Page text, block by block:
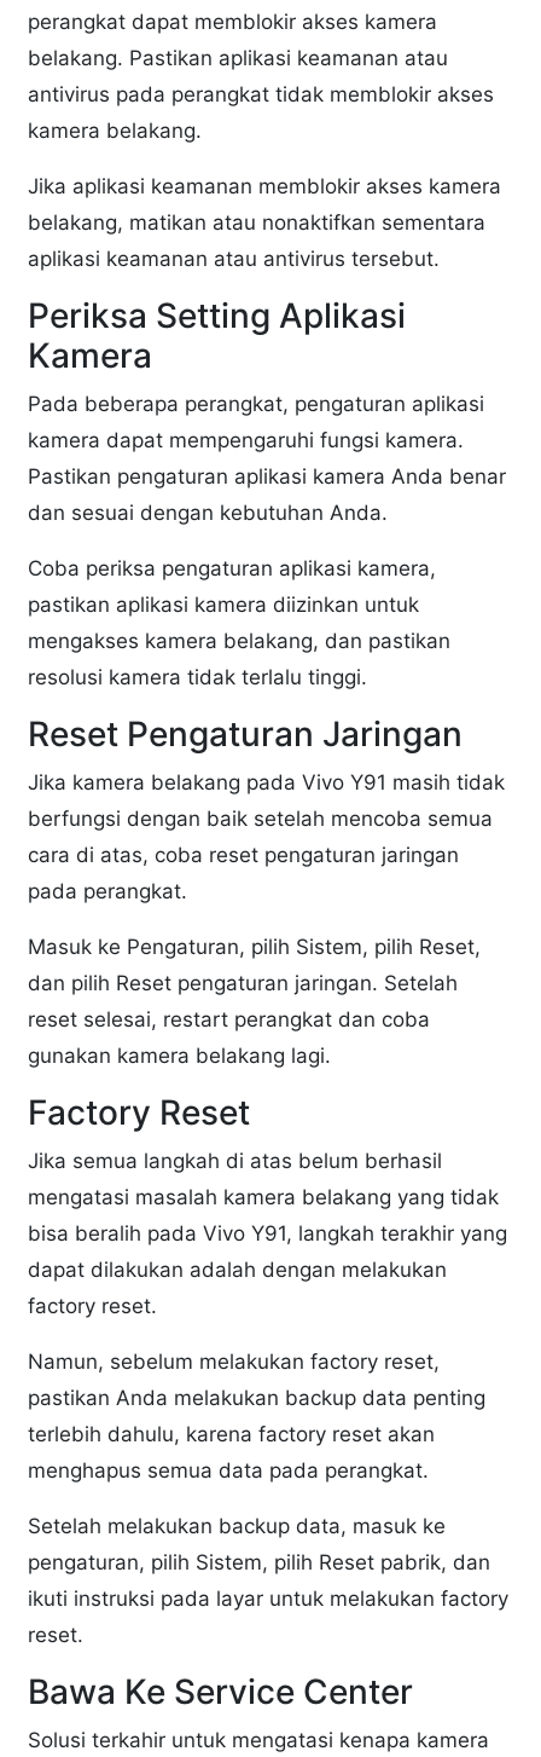
perangkat dapat memblokir akses kamera
belakang. Pastikan aplikasi keamanan atau
antivirus pada perangkat tidak memblokir akses
kamera belakang.
Jika aplikasi keamanan memblokir akses kamera
belakang, matikan atau nonaktifkan sementara
aplikasi keamanan atau antivirus tersebut.
Periksa Setting Aplikasi
Kamera
Pada beberapa perangkat, pengaturan aplikasi
kamera dapat mempengaruhi fungsi kamera.
Pastikan pengaturan aplikasi kamera Anda benar
dan sesuai dengan kebutuhan Anda.
Coba periksa pengaturan aplikasi kamera,
pastikan aplikasi kamera diizinkan untuk
mengakses kamera belakang, dan pastikan
resolusi kamera tidak terlalu tinggi.
Reset Pengaturan Jaringan
Jika kamera belakang pada Vivo Y91 masih tidak
berfungsi dengan baik setelah mencoba semua
cara di atas, coba reset pengaturan jaringan
pada perangkat.
Masuk ke Pengaturan, pilih Sistem, pilih Reset,
dan pilih Reset pengaturan jaringan. Setelah
reset selesai, restart perangkat dan coba
gunakan kamera belakang lagi.
Factory Reset
Jika semua langkah di atas belum berhasil
mengatasi masalah kamera belakang yang tidak
bisa beralih pada Vivo Y91, langkah terakhir yang
dapat dilakukan adalah dengan melakukan
factory reset.
Namun, sebelum melakukan factory reset,
pastikan Anda melakukan backup data penting
terlebih dahulu, karena factory reset akan
menghapus semua data pada perangkat.
Setelah melakukan backup data, masuk ke
pengaturan, pilih Sistem, pilih Reset pabrik, dan
ikuti instruksi pada layar untuk melakukan factory
reset.
Bawa Ke Service Center
Solusi terkahir untuk mengatasi kenapa kamera